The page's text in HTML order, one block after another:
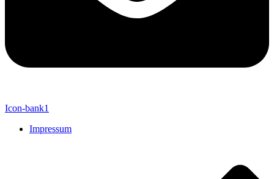
Icon-bank1
Impressum